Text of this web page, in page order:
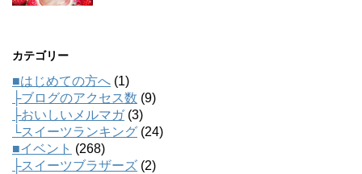
カテゴリー
■はじめての方へ (1)
├ブログのアクセス数 (9)
├おいしいメルマガ(3)
└スイーツランキング (24)
■イベント (268)
├スイーツブラザーズ (2)